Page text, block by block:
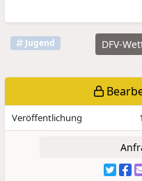
Jugend DFV-
Veröffentlichung